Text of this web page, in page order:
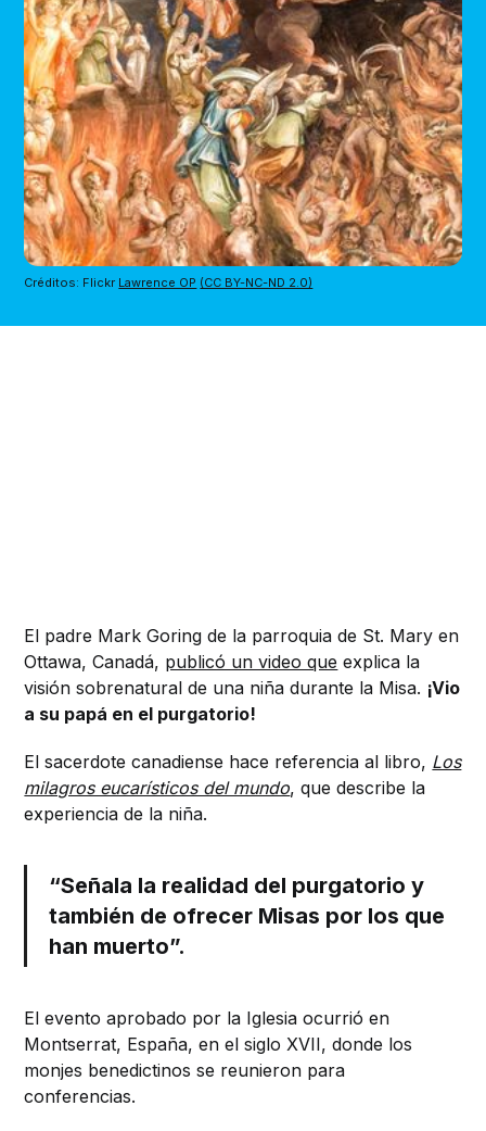
Créditos: Flickr Lawrence OP (CC BY-NC-ND 2.0)
El padre Mark Goring de la parroquia de St. Mary en
Ottawa, Canadá, publicó un video que explica la
visión sobrenatural de una niña durante la Misa. ¡Vio
a su papá en el purgatorio!
El sacerdote canadiense hace referencia al libro, Los
milagros eucarísticos del mundo, que describe la
experiencia de la niña.
“Señala la realidad del purgatorio y
también de ofrecer Misas por los que
han muerto”.
El evento aprobado por la Iglesia ocurrió en
Montserrat, España, en el siglo XVII, donde los
monjes benedictinos se reunieron para
conferencias.